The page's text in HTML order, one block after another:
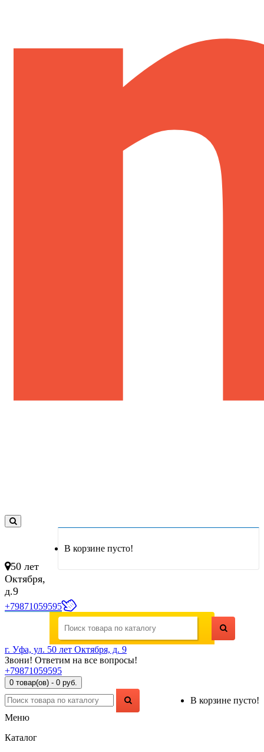
В корзине пусто!
50 лет
Октября,
д.9
+79871059595
г. Уфа, ул. 50 лет Октября, д. 9
Звони! Ответим на все вопросы!
+79871059595
0 товар(ов) - 0 руб.
В корзине пусто!
Меню
Каталог